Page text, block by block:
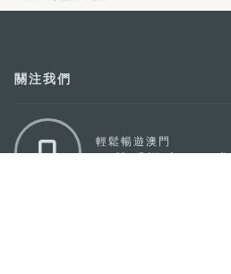
關注我們
輕鬆暢遊澳門
下載手機應用程式